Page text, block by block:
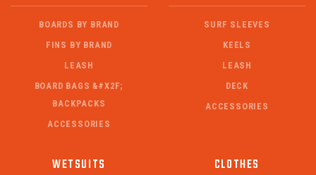
BOARDS BY BRAND
FINS BY BRAND
LEASH
BOARD BAGS &#X2F;
BACKPACKS
ACCESSORIES
SURF SLEEVES
KEELS
LEASH
DECK
ACCESSORIES
WETSUITS CLOTHES